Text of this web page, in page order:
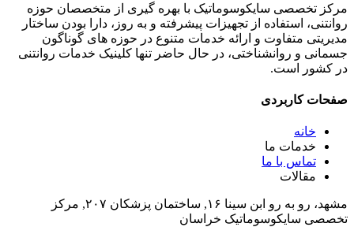
مرکز تخصصی سایکوسوماتیک با بهره گیری از متخصصان حوزه
روانتنی، استفاده از تجهیزات پیشرفته و به روز، دارا بودن ساختار
مدیریتی متفاوت و ارائه خدمات متنوع در حوزه های گوناگون
جسمانی و روانشناختی، در حال حاضر تنها کلینیک خدمات روانتنی
در کشور است.
صفحات کاربردی
خانه
خدمات ما
تماس با ما
مقالات
مشهد، رو به رو ابن سینا ۱۶, ساختمان پزشکان ۲۰۷, مرکز
تخصصی سایکوسوماتیک خراسان